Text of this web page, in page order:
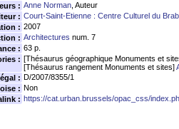
: Anne Norman , Auteur
: Court-Saint-Etienne : Centre Culturel du
: 2007
: Architectures num. 7
: 63 p.
: [Thésaurus géographique Monuments et
[Thésaurus rangement Monuments et sites]
: D/2007/8355/1
: Non
: https://cat.urban.brussels/opac_css/